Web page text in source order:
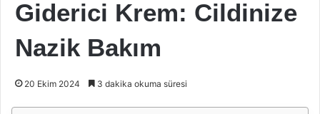
Giderici Krem: Cildinize
Nazik Bakım
20 Ekim 2024 3 dakika okuma süresi